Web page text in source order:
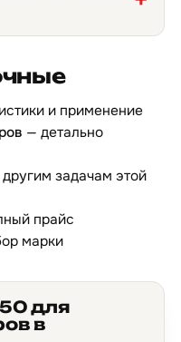
и применение
— детально
задачам этой
прайс
марки
для
в